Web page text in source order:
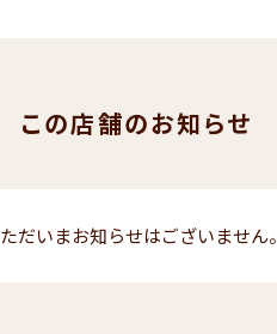
この店舗のお知らせ
ただいまお知らせはございません。